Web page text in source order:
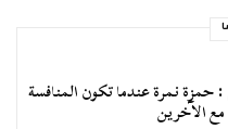
حمزة نمرة عندما تكون المنافسة
الآخرين